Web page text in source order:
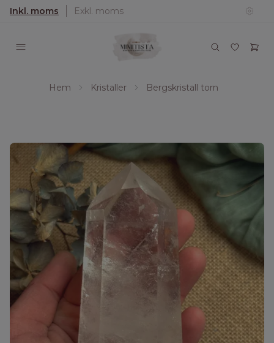
Inkl. moms Exkl. moms
Hem Kristaller Bergskristall torn